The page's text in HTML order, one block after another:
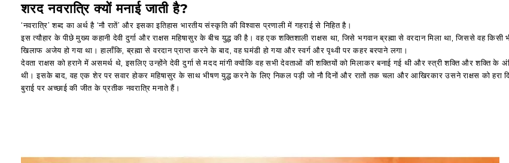
शरद नवरात्रि क्यों मनाई जाती है?
‘नवरात्रि’ शब्द का अर्थ है ‘नौ रातें’ और इसका इतिहास भारतीय संस्कृति की विश्वास प्रणाली में गहराई से निहित है।
इस त्यौहार के पीछे मुख्य कहानी देवी दुर्गा और राक्षस महिषासुर के बीच युद्ध की है। वह एक शक्तिशाली राक्षस था, जिसे भगवान ब्रह्मा से वरदान मिला था, जिससे वह किसी
खिलाफ अजेय हो गया था। हालाँकि, ब्रह्मा से वरदान प्राप्त करने के बाद, वह घमंडी हो गया और स्वर्ग और पृथ्वी पर कहर बरपाने ​​लगा।
देवता राक्षस को हराने में असमर्थ थे, इसलिए उन्होंने देवी दुर्गा से मदद मांगी क्योंकि वह सभी देवताओं की शक्तियों को मिलाकर बनाई गई थी और स्त्री शक्ति और शक्ति के
थी। इसके बाद, वह एक शेर पर सवार होकर महिषासुर के साथ भीषण युद्ध करने के लिए निकल पड़ी जो नौ दिनों और रातों तक चला और आखिरकार उसने राक्षस को हरा
बुराई पर अच्छाई की जीत के प्रतीक नवरात्रि मनाते हैं।